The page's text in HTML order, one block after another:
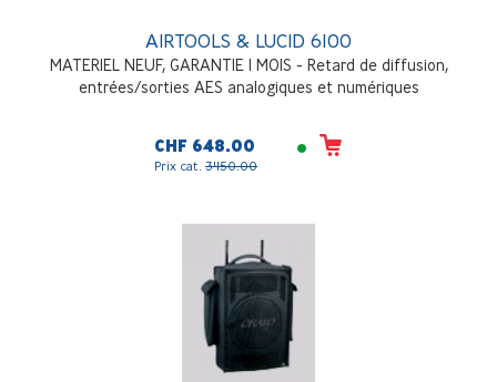
AIRTOOLS & LUCID 6100
MATERIEL NEUF, GARANTIE 1 MOIS - Retard de diffusion,
entrées/sorties AES analogiques et numériques
CHF 648.00
Prix cat. 3'150.00